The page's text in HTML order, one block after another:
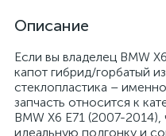
Описание
Если вы владелец BMW
капот гибрид/горбатый
стеклопластика –
запчасть относится к
BMW X6 E71 (2007-2014),
идеальную подгонку и